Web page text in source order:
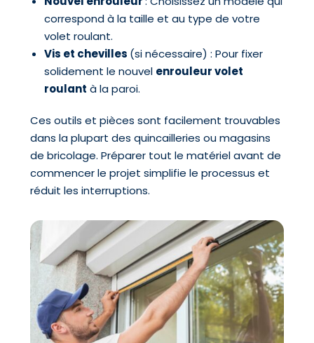
correspond à la taille et au type de votre
volet roulant.
Vis et chevilles (si nécessaire) : Pour fixer
solidement le nouvel enrouleur volet
roulant à la paroi.
Ces outils et pièces sont facilement trouvables
dans la plupart des quincailleries ou magasins
de bricolage. Préparer tout le matériel avant de
commencer le projet simplifie le processus et
réduit les interruptions.